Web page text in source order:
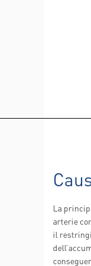
La
arterie
il